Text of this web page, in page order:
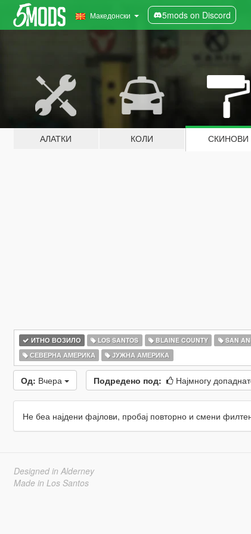
Македонски 5mods on Discord
АЛАТКИ КОЛИ СКИНОВИ
ИТНО ВОЗИЛО LOS SANTOS BLAINE COUNTY SAN
СЕВЕРНА АМЕРИКА
ЈУЖНА АМЕРИКА
Од: Вчера Подредено под: Најмногу
Не беа најдени фајлови, пробај повторно и смени
Designed in Alderney
Made in Los Santos